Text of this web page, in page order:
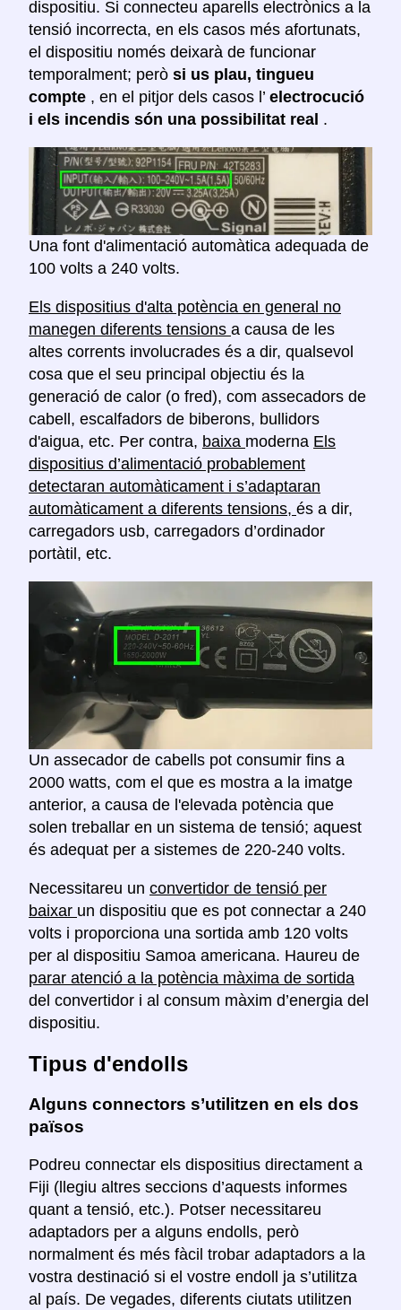
dispositiu. Si connecteu aparells electrònics a la
tensió incorrecta, en els casos més afortunats,
el dispositiu només deixarà de funcionar
temporalment; però si us plau, tingueu
compte , en el pitjor dels casos l’ electrocució
i els incendis són una possibilitat real .
Una font d'alimentació automàtica adequada de
100 volts a 240 volts.
Els dispositius d'alta potència en general no
manegen diferents tensions a causa de les
altes corrents involucrades és a dir, qualsevol
cosa que el seu principal objectiu és la
generació de calor (o fred), com assecadors de
cabell, escalfadors de biberons, bullidors
d'aigua, etc. Per contra, baixa moderna Els
dispositius d’alimentació probablement
detectaran automàticament i s’adaptaran
automàticament a diferents tensions, és a dir,
carregadors usb, carregadors d’ordinador
portàtil, etc.
Un assecador de cabells pot consumir fins a
2000 watts, com el que es mostra a la imatge
anterior, a causa de l'elevada potència que
solen treballar en un sistema de tensió; aquest
és adequat per a sistemes de 220-240 volts.
Necessitareu un convertidor de tensió per
baixar un dispositiu que es pot connectar a 240
volts i proporciona una sortida amb 120 volts
per al dispositiu Samoa americana. Haureu de
parar atenció a la potència màxima de sortida
del convertidor i al consum màxim d’energia del
dispositiu.
Tipus d'endolls
Alguns connectors s’utilitzen en els dos
països
Podreu connectar els dispositius directament a
Fiji (llegiu altres seccions d’aquests informes
quant a tensió, etc.). Potser necessitareu
adaptadors per a alguns endolls, però
normalment és més fàcil trobar adaptadors a la
vostra destinació si el vostre endoll ja s’utilitza
al país. De vegades, diferents ciutats utilitzen